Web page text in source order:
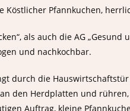
als auch die AG
und nachkochbar.
durch die
den Herdplatten und
Auftrag, kleine